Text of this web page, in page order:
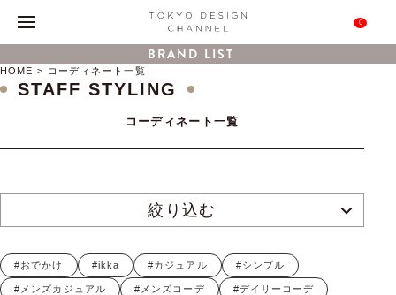
0
BRAND LIST
HOME コーディネート一覧
STAFF STYLING
コーディネート一覧
絞り込む
#おでかけ #ikka #カジュアル #シンプル
#メンズカジュアル #メンズコーデ #デイリーコーデ